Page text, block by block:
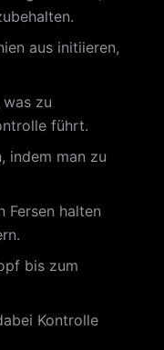
aus initiieren,
zu
führt.
indem man zu
Fersen halten
bis zum
Kontrolle